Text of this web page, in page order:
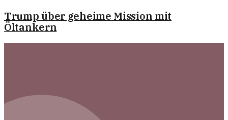
Trump über geheime Mission mit
Öltankern